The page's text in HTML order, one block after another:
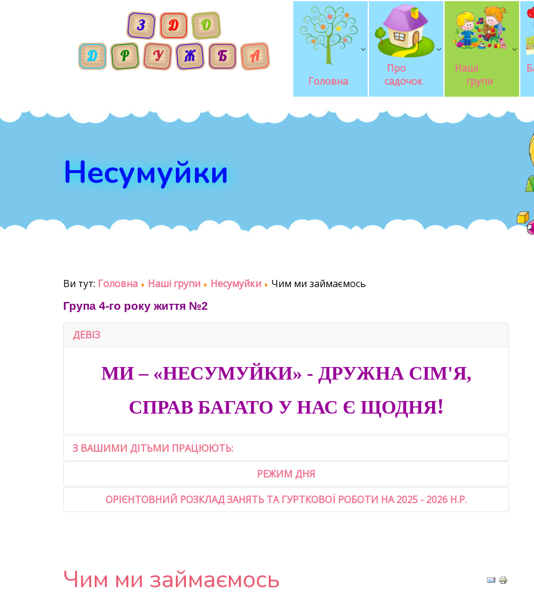
Головна
Про
садочок
Наші
групи
Несумуйки
Ви тут: Головна Наші групи Несумуйки Чим ми займаємось
Група 4-го року життя №2
ДЕВІЗ
МИ – «НЕСУМУЙКИ» - ДРУЖНА СІМ'Я,
СПРАВ БАГАТО У НАС Є ЩОДНЯ!
З ВАШИМИ ДІТЬМИ ПРАЦЮЮТЬ:
РЕЖИМ ДНЯ
ОРІЄНТОВНИЙ РОЗКЛАД ЗАНЯТЬ ТА ГУРТКОВОЇ РОБОТИ НА 2025 - 2026 Н.Р.
Чим ми займаємось